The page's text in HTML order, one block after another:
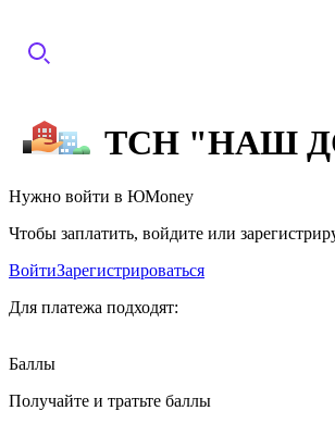
ТСН "НАШ
Нужно войти в ЮMoney
Чтобы заплатить, войдите или
ВойтиЗарегистрироваться
Для платежа подходят:
Баллы
Получайте и тратьте баллы